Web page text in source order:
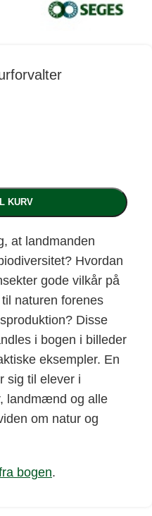
KURV
at landmanden
Hvordan
gode vilkår på
naturen forenes
Disse
i bogen i billeder
eksempler. En
sig til elever i
landmænd og alle
om natur og
bogen.